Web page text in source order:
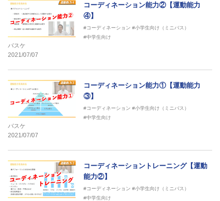
バスケ
2021/07/07
コーディネーション能力②【運動能力
④】
#コーディネーション #小学生向け（ミニバス）
#中学生向け
バスケ
2021/07/07
コーディネーション能力①【運動能力
③】
#コーディネーション #小学生向け（ミニバス）
#中学生向け
コーディネーショントレーニング【運動
能力②】
#コーディネーション #小学生向け（ミニバス）
#中学生向け